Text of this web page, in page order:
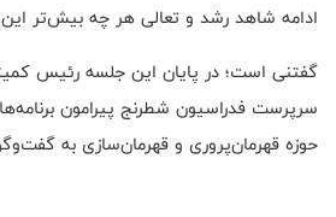
ادامه شاهد رشد و تعالی هر چه بیش‌تر
گفتنی است؛ در پایان این جلسه رئیس
سرپرست فدراسیون شطرنج پیرامون
حوزه قهرمان‌پروری و قهرمان‌سازی به